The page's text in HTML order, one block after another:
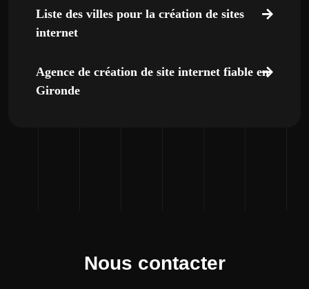
Liste des villes pour la création de sites
internet
Agence de création de site internet fiable en
Gironde
Nous contacter